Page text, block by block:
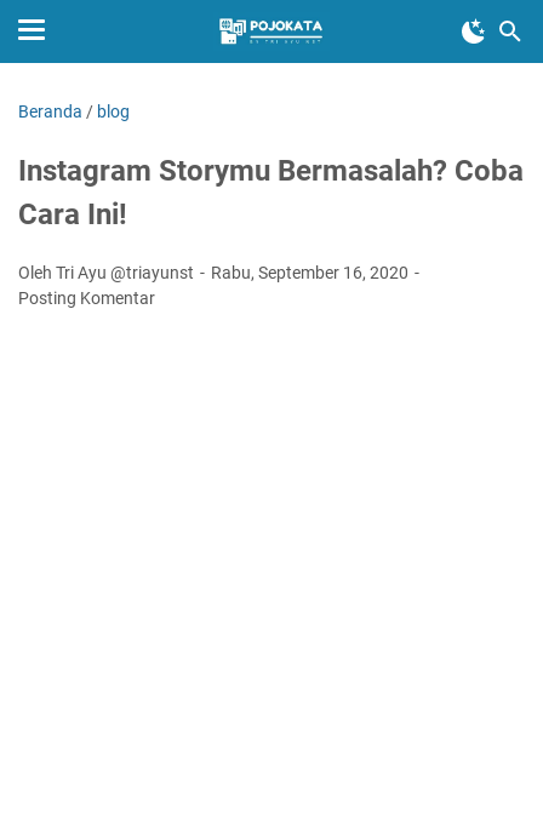
Beranda / blog
Instagram Storymu Bermasalah? Coba
Cara Ini!
Oleh Tri Ayu @triayunst
Rabu, September 16, 2020
Posting Komentar